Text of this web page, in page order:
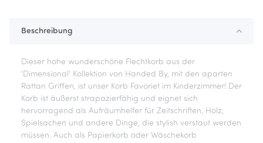
Beschreibung
Dieser hohe wunderschöne Flechtkorb aus der
'Dimensional' Kollektion von Handed By, mit den aparten
Rattan Griffen, ist unser Korb Favoriet im Kinderzimmer! Der
Korb ist äußerst strapazierfähig und eignet sich
hervorragend als Aufräumhelfer für Zeitschriften, Holz,
Spielsachen und andere Dinge, die stylish verstaut werden
müssen. Auch als Papierkorb oder Wäschekorb